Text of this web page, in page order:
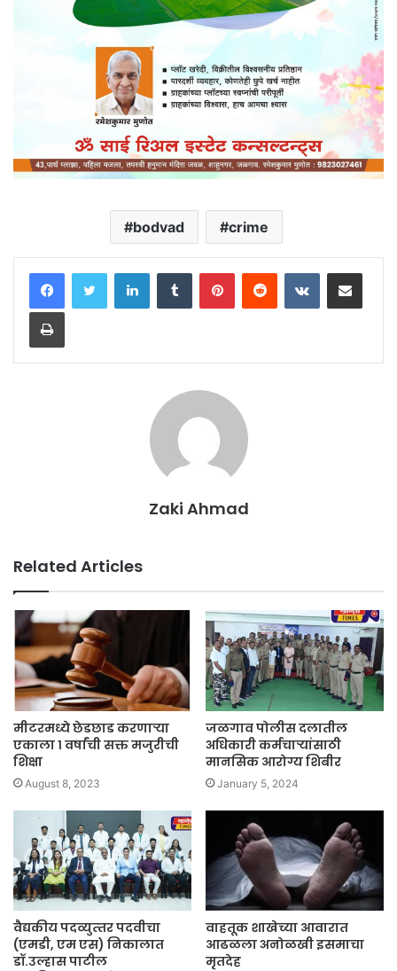
bodvad crime
LinkedInTumblr PinterestReddit VKontakteShare via Email
Print
Zaki Ahmad
Related Articles
मीटरमध्ये छेडछाड करणाऱ्या
एकाला १ वर्षांची सक्त मजुरीची
शिक्षा
August 8, 2023
जळगाव पोलीस दलातील
अधिकारी कर्मचाऱ्यांसाठी
मानसिक आरोग्य शिबीर
January 5, 2024
वैद्यकीय पदव्युत्‍तर पदवीचा
(एमडी, एम एस) निकालात
डॉ.उल्हास पाटील
वाहतूक शाखेच्या आवारात
आढळला अनोळखी इसमाचा
मृतदेह